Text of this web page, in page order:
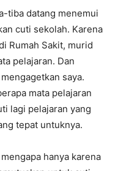
tiba datang menemui
cuti sekolah. Karena
Rumah Sakit, murid
pelajaran. Dan
saya.
mata pelajaran
lagi pelajaran yang
tepat untuknya.
hanya karena